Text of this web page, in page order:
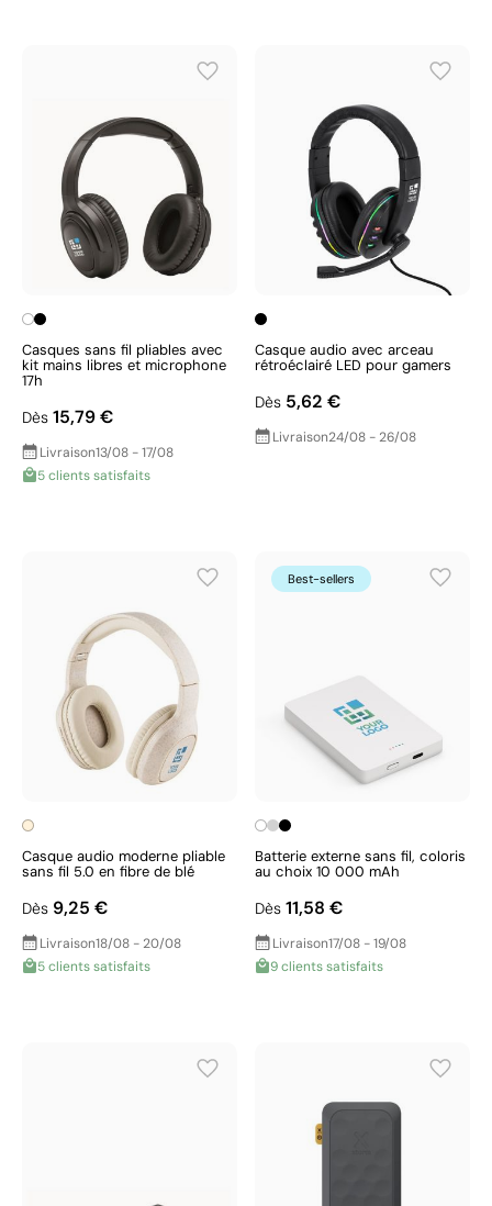
Casques sans fil pliables avec
kit mains libres et microphone
17h
Dès 15,79 €
Livraison13/08 - 17/08
5 clients satisfaits
Casque audio avec arceau
rétroéclairé LED pour gamers
Dès 5,62 €
Livraison24/08 - 26/08
Casque audio moderne pliable
sans fil 5.0 en fibre de blé
Dès 9,25 €
Livraison18/08 - 20/08
5 clients satisfaits
Best-sellers
Batterie externe sans fil, coloris
au choix 10 000 mAh
Dès 11,58 €
Livraison17/08 - 19/08
9 clients satisfaits